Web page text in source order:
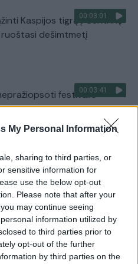
My Personal Information
sharing to third parties, or
sensitive information for
use the below opt-out
Please note that after your
may continue seeing
information utilized by
to third parties prior to
opt-out of the further
by third parties on the
00:03:01
Kaspijos tigrą į Centrinę
dešimtmetį
00:03:41
festivalio
paruošimo būdą
įrašai
00:00:49